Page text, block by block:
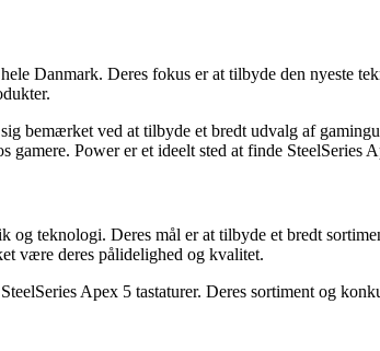
Danmark. Deres fokus er at tilbyde den nyeste
bemærket ved at tilbyde et bredt udvalg af
gamere. Power er et ideelt sted at finde SteelSeries
teknologi. Deres mål er at tilbyde et bredt
være deres pålidelighed og kvalitet.
Apex 5 tastaturer. Deres sortiment og